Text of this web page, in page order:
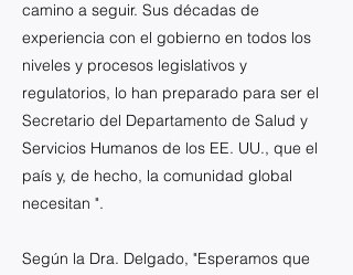
camino a seguir. Sus décadas de
experiencia con el gobierno en todos los
niveles y procesos legislativos y
regulatorios, lo han preparado para ser el
Secretario del Departamento de Salud y
Servicios Humanos de los EE. UU., que el
país y, de hecho, la comunidad global
necesitan ".
Según la Dra. Delgado, "Esperamos que